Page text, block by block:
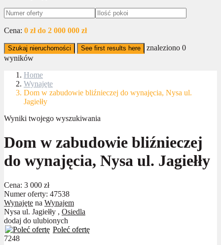
Cena: 0 zł do 2 000 000 zł
Szukaj nieruchomości See first results here znaleziono 0
wyników
Home
Wynajęte
Dom w zabudowie bliźnieczej do wynajęcia, Nysa ul.
Jagiełły
Wyniki twojego wyszukiwania
Dom w zabudowie bliźnieczej
do wynajęcia, Nysa ul. Jagiełły
Cena: 3 000 zł
Numer oferty: 47538
Wynajęte na Wynajem
Nysa ul. Jagiełły , Osiedla
dodaj do ulubionych
Poleć ofertę
7248